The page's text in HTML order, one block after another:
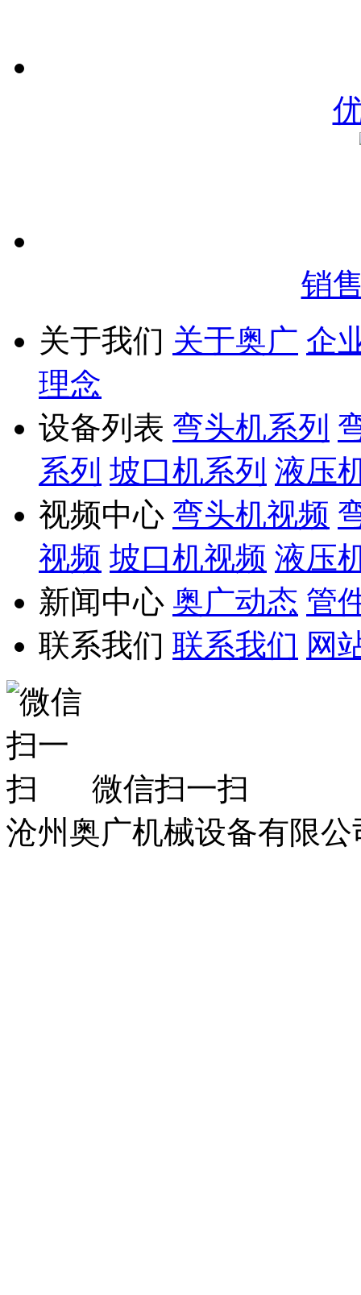
销
关于我们 关于奥广 企
理念
设备列表 弯头机系列
系列 坡口机系列 液压
视频中心 弯头机视频
视频 坡口机视频 液压
新闻中心 奥广动态 管
联系我们 联系我们 网
微信扫一扫
沧州奥广机械设备有限公